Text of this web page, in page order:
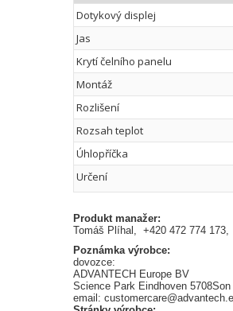
Dotykový displej
Jas
Krytí čelního panelu
Montáž
Rozlišení
Rozsah teplot
Úhlopříčka
Určení
Produkt manažer:
Tomáš Plíhal, +420 472 774
Poznámka výrobce:
dovozce:
ADVANTECH Europe BV
Science Park Eindhoven
email: